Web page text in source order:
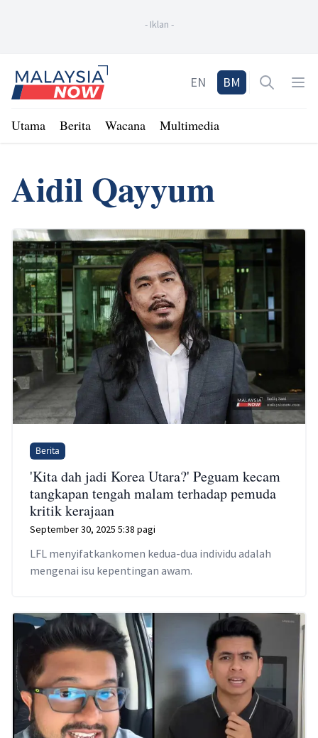
- Iklan -
Home
EN BM Open
Utama Berita Wacana Multimedia
Aidil Qayyum
Berita
'Kita dah jadi Korea Utara?' Peguam kecam
tangkapan tengah malam terhadap pemuda
kritik kerajaan
September 30, 2025 5:38 pagi
LFL menyifatkankomen kedua-dua individu adalah
mengenai isu kepentingan awam.